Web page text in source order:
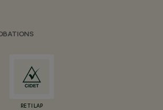
RETILAP